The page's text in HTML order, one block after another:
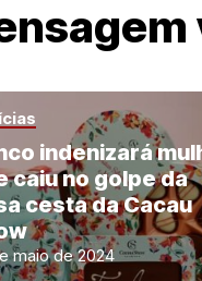
indenizará
caiu no golpe da
cesta da Cacau
maio de 2024